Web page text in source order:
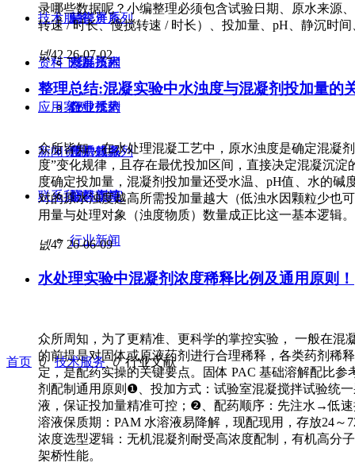
荣誉资质
发展历程
企业优势
触摸屏系列
彩屏系列
数显系列
便携式系列
烧杯/其它
技术服务
产品技术
行业技术
售后服务
配件支持
资料下载
应用案例
用户领域
新闻资讯
公司新闻
行业新闻
联系我们
录哪些数据呢？小编整理必须包含试验日期、原水来源
转速 / 时长、慢搅转速 / 时长）、投加量、pH、静沉时
넶42 26-07-02
整理总结:混凝实验中水浊度与混凝剂投加量的
众所皆知，在水处理混凝工艺中，原水浊度是确定混凝
度”变化规律，且存在最优投加区间，直接决定混凝沉
度确定投加量，混凝剂投加量还受水温、pH值、水的
对的原水浊度越高所需投加量越大‌（低浊水因颗粒少也
用量与处理对象（浊度物质）数量成正比这一基本逻辑。
넶47 26-06-09
水处理实验中混凝剂浓度稀释比例及通用原则！
众所周知，为了更精准、更科学的掌控实验， 一般在
的前提是对固体或原液药剂进行合理稀释，各类药剂稀
定，是配药实操的关键要点。固体 PAC 基础溶解配比
剂配制通用原则❶、投加方式：试验室混凝搅拌试验统
液，保证投加量精准可控；❷、配药顺序：先注水→低
溶液保质期：PAM 水溶液易降解，现配现用，存放24
浓度选型逻辑：无机混凝剂耐受高浓度配制，有机高分
架桥性能。
首页 ꄲ 技术服务 ꄲ 行业文献